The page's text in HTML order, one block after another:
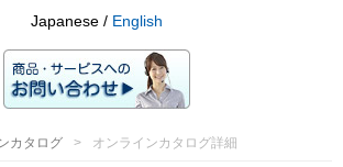
Japanese / English
カタログ オンラインカタログ詳細